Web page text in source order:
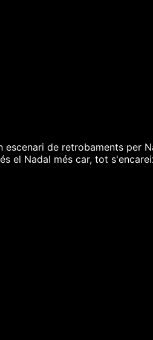
de retrobaments per
el Nadal més car, tot